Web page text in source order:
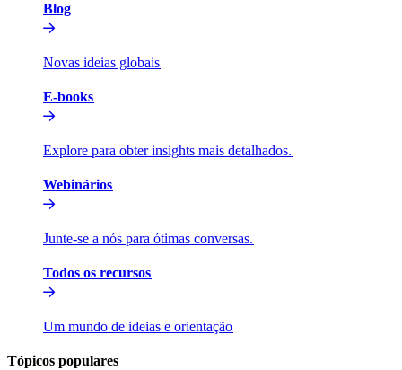
Blog​​
Novas ideias globais​​
E-books​​
Explore para obter insights mais detalhados.​​
Webinários​​
Junte-se a nós para ótimas conversas.​​
Todos os recursos​​
Um mundo de ideias e orientação​​
Tópicos populares​​